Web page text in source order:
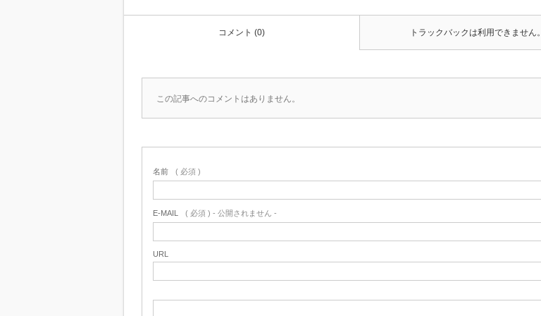
コメント (0) トラックバックは利用できません。
この記事へのコメントはありません。
名前 ( 必須 )
E-MAIL ( 必須 ) - 公開されません -
URL